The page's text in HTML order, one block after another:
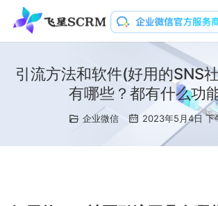
引流方法和软件(好用的SNS
有哪些？都有什么功
企业微信 2023年5月4日 下